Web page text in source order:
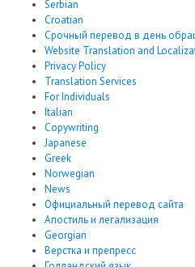
Serbian
Croatian
Срочный перевод в день
Website Translation and
Privacy Policy
Translation Services
For Individuals
Italian
Copywriting
Japanese
Greek
Norwegian
News
Официальный перевод сайта
Апостиль и легализация
Georgian
Верстка и препресс